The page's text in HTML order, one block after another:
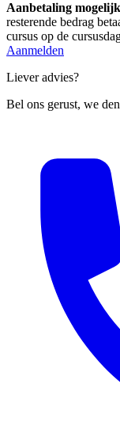
Aanbetaling
resterende bedrag
cursus op de
Aanmelden
Liever advies?
Bel ons gerust, we